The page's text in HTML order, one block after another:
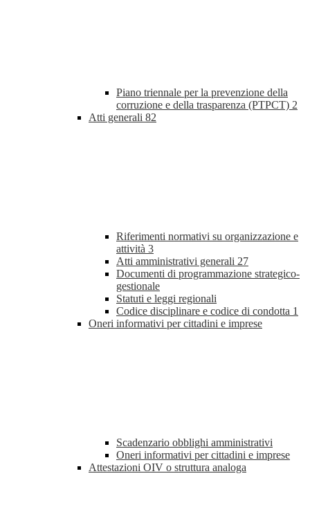
Piano triennale per la prevenzione della
corruzione e della trasparenza (PTPCT) 2
Atti generali 82
Riferimenti normativi su organizzazione e
attività 3
Atti amministrativi generali 27
Documenti di programmazione strategico-
gestionale
Statuti e leggi regionali
Codice disciplinare e codice di condotta 1
Oneri informativi per cittadini e imprese
Scadenzario obblighi amministrativi
Oneri informativi per cittadini e imprese
Attestazioni OIV o struttura analoga